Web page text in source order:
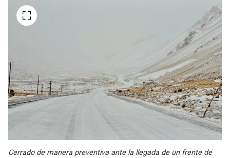
Cerrado de manera preventiva ante la llegada de un frente de